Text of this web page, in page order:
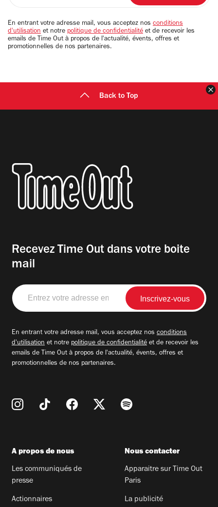
email
En entrant votre adresse mail, vous acceptez nos conditions
d'utilisation et notre politique de confidentialité et de recevoir les
emails de Time Out à propos de l'actualité, évents, offres et
promotionnelles de nos partenaires.
Back to Top
Recevez Time Out dans votre boite
mail
Entrez
votre
adresse
En entrant votre adresse mail, vous acceptez nos conditions
d'utilisation et notre politique de confidentialité et de recevoir les
emails de Time Out à propos de l'actualité, évents, offres et
promotionnelles de nos partenaires.
A propos de nous
Les communiqués de
presse
Actionnaires
Nous contacter
Apparaitre sur Time Out
Paris
La publicité